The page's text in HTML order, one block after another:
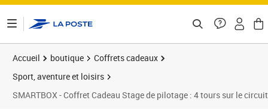
Accueil boutique
Coffrets cadeaux
Sport, aventure et loisirs
SMARTBOX - Coffret Cadeau Stage de pilotage : 4 tours sur le